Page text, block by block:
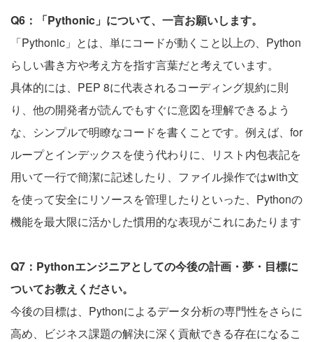
Q6：「Pythonic」について、一言お願いします。
「Pythonic」とは、単にコードが動くこと以上の、Python
らしい書き方や考え方を指す言葉だと考えています。
具体的には、PEP 8に代表されるコーディング規約に則
り、他の開発者が読んでもすぐに意図を理解できるよう
な、シンプルで明瞭なコードを書くことです。例えば、for
ループとインデックスを使う代わりに、リスト内包表記を
用いて一行で簡潔に記述したり、ファイル操作ではwith文
を使って安全にリソースを管理したりといった、Pythonの
機能を最大限に活かした慣用的な表現がこれにあたります
Q7：Pythonエンジニアとしての今後の計画・夢・目標に
ついてお教えください。
今後の目標は、Pythonによるデータ分析の専門性をさらに
高め、ビジネス課題の解決に深く貢献できる存在になるこ